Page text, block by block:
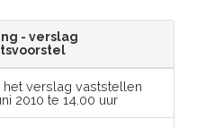
- verslag
verslag vaststellen
2010 te 14.00 uur